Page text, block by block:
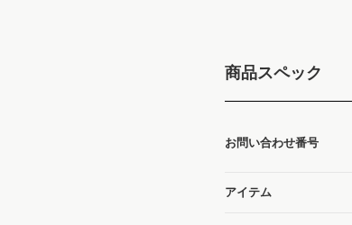
商品スペック
お問い合わせ番号
アイテム